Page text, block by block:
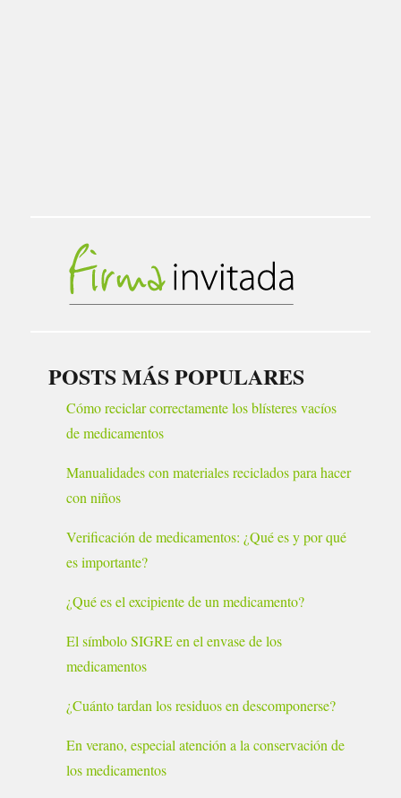
POSTS MÁS POPULARES
Cómo reciclar correctamente los blísteres vacíos
de medicamentos
Manualidades con materiales reciclados para hacer
con niños
Verificación de medicamentos: ¿Qué es y por qué
es importante?
¿Qué es el excipiente de un medicamento?
El símbolo SIGRE en el envase de los
medicamentos
¿Cuánto tardan los residuos en descomponerse?
En verano, especial atención a la conservación de
los medicamentos